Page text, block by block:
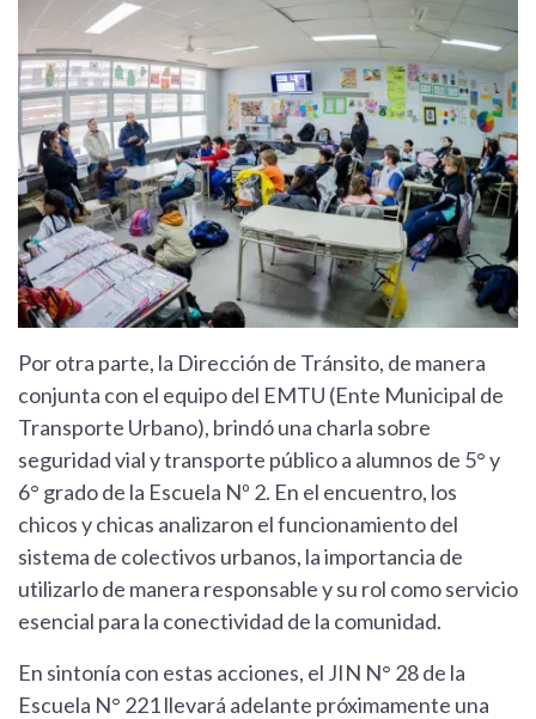
Por otra parte, la Dirección de Tránsito, de manera
conjunta con el equipo del EMTU (Ente Municipal de
Transporte Urbano), brindó una charla sobre
seguridad vial y transporte público a alumnos de 5° y
6° grado de la Escuela Nº 2. En el encuentro, los
chicos y chicas analizaron el funcionamiento del
sistema de colectivos urbanos, la importancia de
utilizarlo de manera responsable y su rol como servicio
esencial para la conectividad de la comunidad.
En sintonía con estas acciones, el JIN N° 28 de la
Escuela N° 221 llevará adelante próximamente una